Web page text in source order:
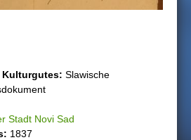
Kulturgutеs: Slawische
Stadt Novi Sad
1837